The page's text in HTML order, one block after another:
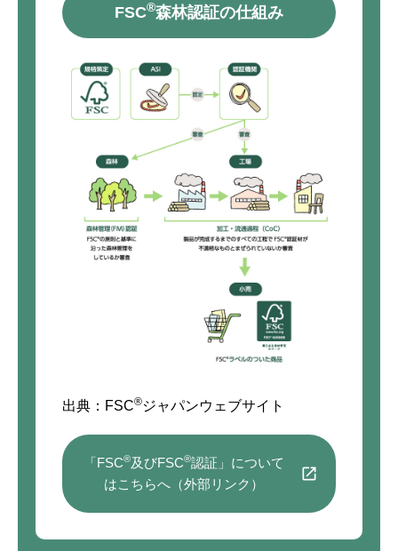
FSC®森林認証の仕組み
出典：FSC®ジャパンウェブサイト
「FSC®及びFSC®認証」について
はこちらへ（外部リンク）